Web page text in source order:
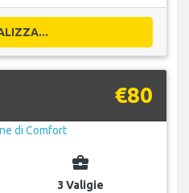
€80
business_center
3 Valigie